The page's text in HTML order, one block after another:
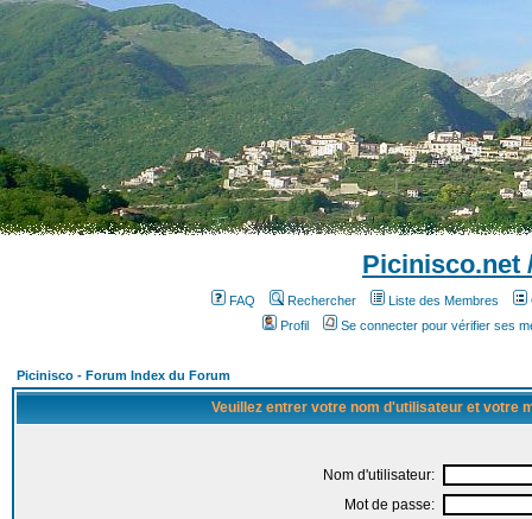
Picinisco.net
FAQ Rechercher Liste des Membres
Profil
Se connecter pour vérifier ses
Picinisco - Forum Index du Forum
Veuillez entrer votre nom d'utilisateur et votre
Nom d'utilisateur:
Mot de passe: